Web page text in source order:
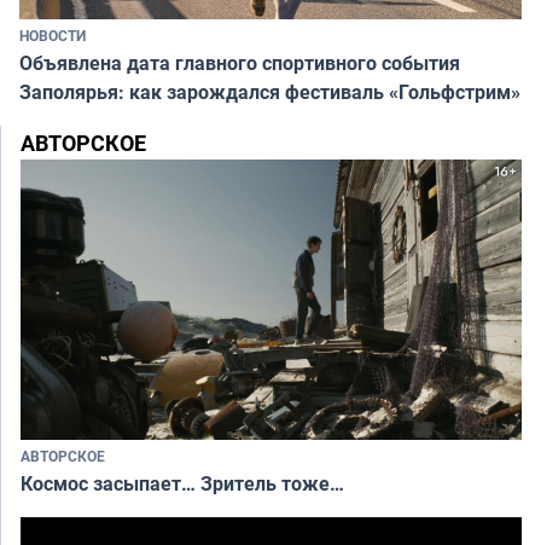
НОВОСТИ
Объявлена дата главного спортивного события
Заполярья: как зарождался фестиваль «Гольфстрим»
АВТОРСКОЕ
АВТОРСКОЕ
Космос засыпает… Зритель тоже…